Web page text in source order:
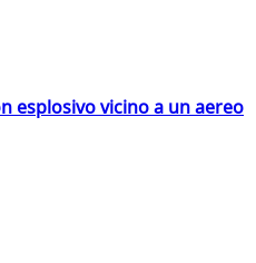
esplosivo vicino a un aereo